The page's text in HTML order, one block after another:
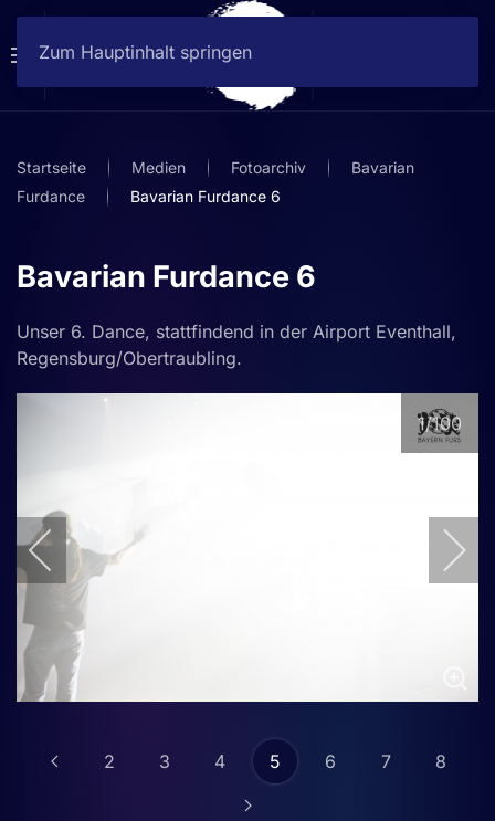
Zum Hauptinhalt springen
Startseite Medien Fotoarchiv
Bavarian
Furdance
Bavarian Furdance 6
Bavarian Furdance 6
Unser 6. Dance, stattfindend in der Airport Eventhall,
Regensburg/Obertraubling.
1/100
2 3 4 5 6 7 8